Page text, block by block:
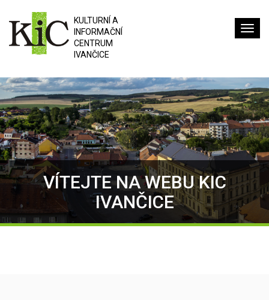
KULTURNÍ A
INFORMAČNÍ
CENTRUM
IVANČICE
VÍTEJTE NA WEBU KIC
IVANČICE